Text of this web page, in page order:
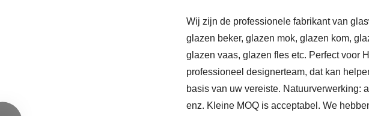
Wij zijn de professionele fabrikant van
glazen beker, glazen mok, glazen kom,
glazen vaas, glazen fles etc. Perfect voor
professioneel designerteam, dat kan
basis van uw vereiste. Natuurverwerking:
enz. Kleine MOQ is acceptabel. We